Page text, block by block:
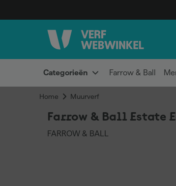
Categorieën Farrow & Ball
Home Muurverf
Farrow & Ball Estate
FARROW & BALL